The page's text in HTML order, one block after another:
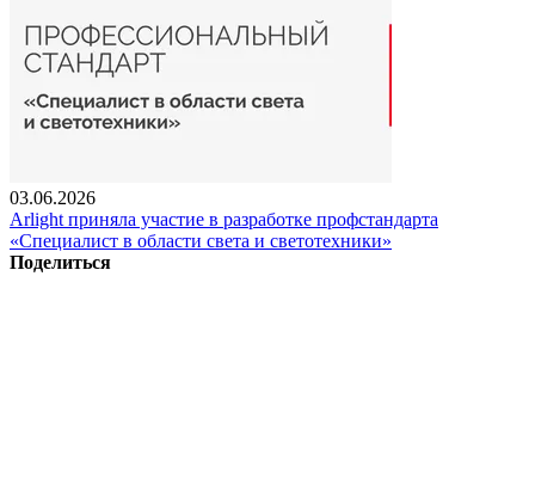
03.06.2026
Arlight приняла участие в разработке профстандарта
«Специалист в области света и светотехники»
Поделиться